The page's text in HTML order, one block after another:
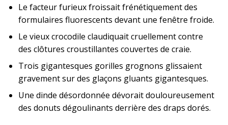
Le facteur furieux froissait frénétiquement des
formulaires fluorescents devant une fenêtre froide.
Le vieux crocodile claudiquait cruellement contre
des clôtures croustillantes couvertes de craie.
Trois gigantesques gorilles grognons glissaient
gravement sur des glaçons gluants gigantesques.
Une dinde désordonnée dévorait douloureusement
des donuts dégoulinants derrière des draps dorés.